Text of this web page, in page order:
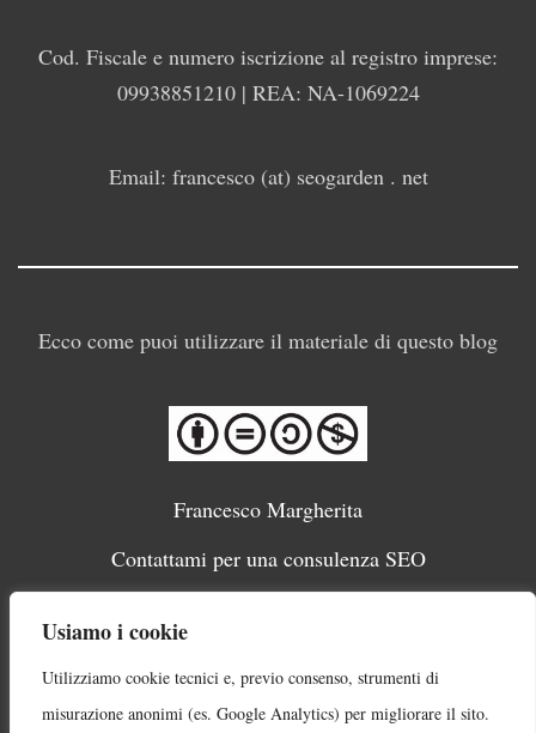
Usiamo i cookie
Utilizziamo cookie tecnici e, previo consenso, strumenti di
misurazione anonimi (es. Google Analytics) per migliorare il sito.
Cod. Fiscale e numero iscrizione al registro imprese:
09938851210 | REA: NA-1069224
Email: francesco (at) seogarden . net
Ecco come puoi utilizzare il materiale di questo blog
Francesco Margherita
Contattami per una consulenza SEO
Sitemap